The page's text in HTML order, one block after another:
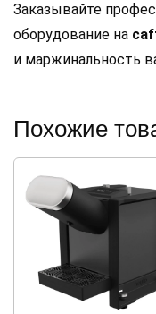
Заказывайте
оборудование на
и маржинальность
Похожие